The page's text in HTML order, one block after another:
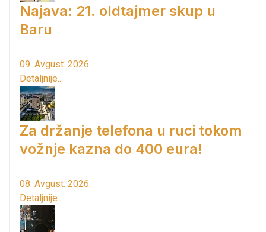
Najava: 21. oldtajmer skup u
Baru
09. Avgust. 2026.
Detaljnije...
Za držanje telefona u ruci tokom
vožnje kazna do 400 eura!
08. Avgust. 2026.
Detaljnije...